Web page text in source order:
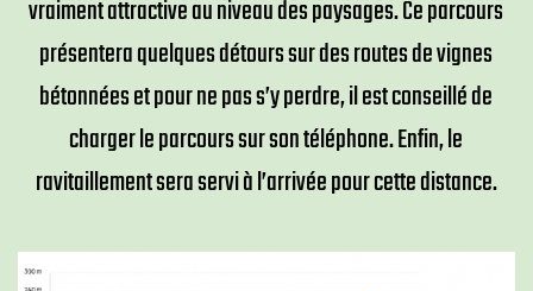
vraiment attractive au niveau des paysages. Ce parcours
présentera quelques détours sur des routes de vignes
bétonnées et pour ne pas s’y perdre, il est conseillé de
charger le parcours sur son téléphone. Enfin, le
ravitaillement sera servi à l’arrivée pour cette distance.